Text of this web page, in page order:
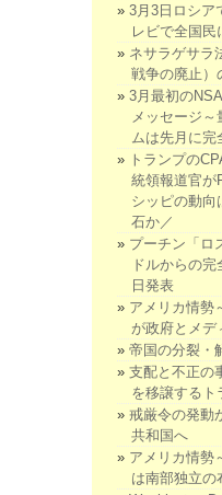
3月3日ロシア
レビで全国民
ネサラゲサラ
戦争の廃止）
3月最初の
メッセージ
ムは先月に完
トランプの
統領報道官が
シッピの動
石か／
プーチン「ロ
ドルからの
日発表
アメリカ情勢
が政府とメデ
帝国の分裂・
支配と不正の
を移譲するト
戒厳令の発動
共和国へ
アメリカ情勢
は南部独立の